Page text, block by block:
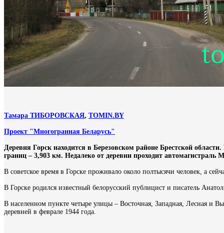
Тамара ТИБОРОВСКАЯ, TOMIN.BY
Проект "Многогранная Беларусь"
Деревня Горск находится в Березовском районе Брестской
границ – 3,903 км. Недалеко от деревни проходит автомагистраль
В советское время в Горске проживало около полтысячи человек, а
В Горске родился известный белорусский публицист и писатель
В населенном пункте четыре улицы – Восточная, Западная, Лесная и
деревней в феврале 1944 года.